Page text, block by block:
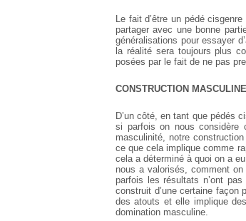
Le fait d’être un pédé cisgenre
partager avec une bonne
généralisations pour essayer
la réalité sera toujours plus
posées par le fait de ne pas
CONSTRUCTION MASCULINE
D’un côté, en tant que pédés
si parfois on nous considère
masculinité, notre
ce que cela implique comme
cela a déterminé à quoi on a
nous a valorisés, comment
parfois les résultats n’ont
construit d’une certaine façon
des atouts et elle implique
domination masculine.